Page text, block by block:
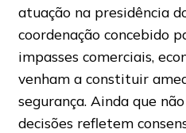
atuação na presidência
coordenação concebido
impasses comerciais,
venham a constituir
segurança. Ainda que
decisões refletem